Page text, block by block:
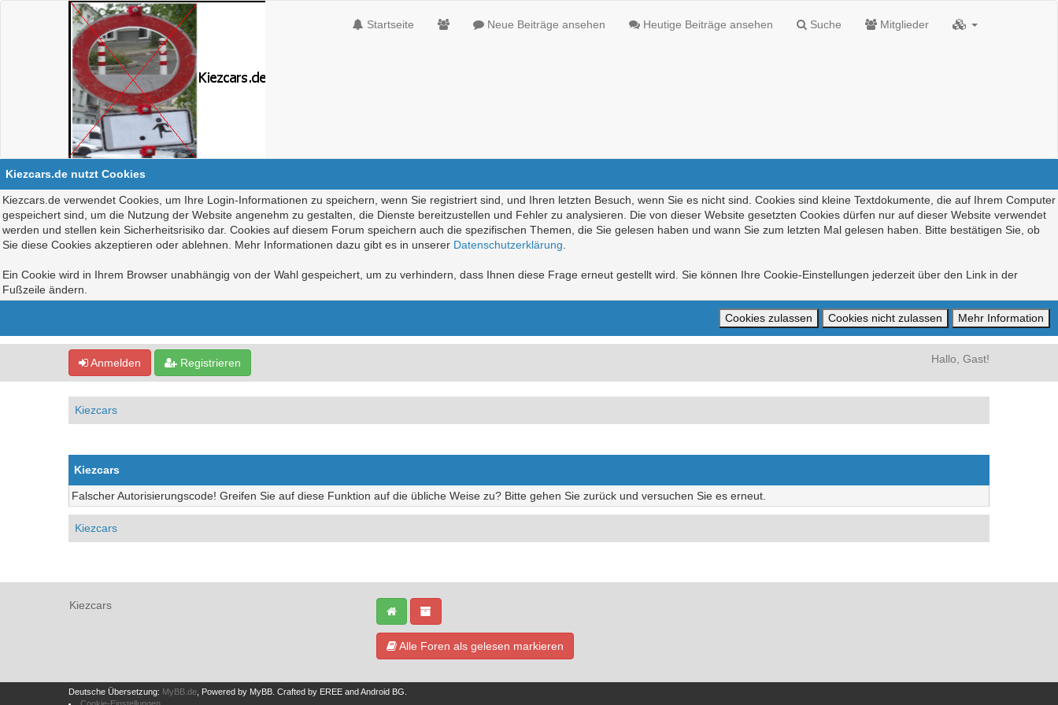
Startseite Neue Beiträge ansehen Heutige Beiträge ansehen Suche Mitglieder
Kiezcars.de nutzt Cookies
Kiezcars.de verwendet Cookies, um Ihre Login-Informationen zu speichern, wenn Sie registriert sind, und Ihren letzten Besuch, wenn Sie es nicht sind. Cookies sind kleine Textdokumente, die auf Ihrem Computer
gespeichert sind, um die Nutzung der Website angenehm zu gestalten, die Dienste bereitzustellen und Fehler zu analysieren. Die von dieser Website gesetzten Cookies dürfen nur auf dieser Website verwendet
werden und stellen kein Sicherheitsrisiko dar. Cookies auf diesem Forum speichern auch die spezifischen Themen, die Sie gelesen haben und wann Sie zum letzten Mal gelesen haben. Bitte bestätigen Sie, ob
Sie diese Cookies akzeptieren oder ablehnen. Mehr Informationen dazu gibt es in unserer Datenschutzerklärung
Ein Cookie wird in Ihrem Browser unabhängig von der Wahl gespeichert, um zu verhindern, dass Ihnen diese Frage erneut gestellt wird. Sie können Ihre Cookie-Einstellungen jederzeit über den Link in der
Fußzeile ändern.
Anmelden Registrieren Hallo, Gast!
Kiezcars
Kiezcars
Falscher Autorisierungscode! Greifen Sie auf diese Funktion auf die übliche Weise zu? Bitte gehen Sie zurück und versuchen Sie es erneut.
Kiezcars
Kiezcars
Alle Foren als gelesen markieren
Deutsche Übersetzung: MyBB.de , Powered by MyBB Crafted by EREE andAndroid BG